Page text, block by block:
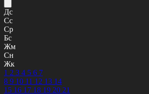
Дс
Сс
Ср
Бс
Жм
Сн
Жк
1 2 3 4 5 6 7
8 9 10 11 12 13 14
15 16 17 18 19 20 21